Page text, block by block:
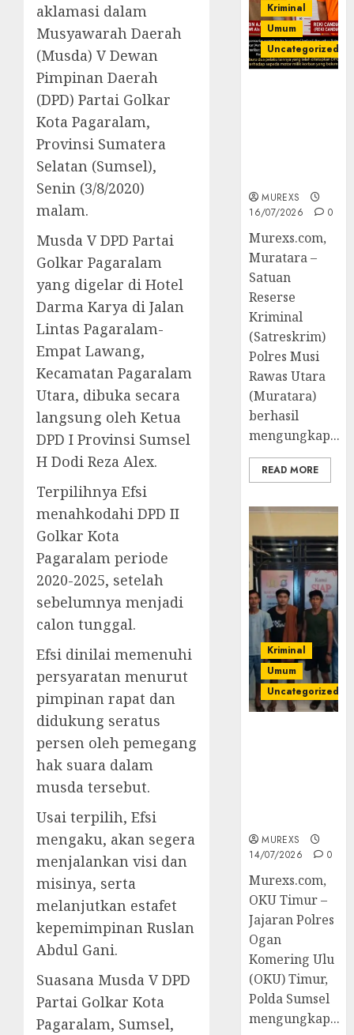
aklamasi dalam
Musyawarah Daerah
(Musda) V Dewan
Pimpinan Daerah
(DPD) Partai Golkar
Kota Pagaralam,
Provinsi Sumatera
Selatan (Sumsel),
Senin (3/8/2020)
malam.
Musda V DPD Partai
Golkar Pagaralam
yang digelar di Hotel
Darma Karya di Jalan
Lintas Pagaralam-
Empat Lawang,
Kecamatan Pagaralam
Utara, dibuka secara
langsung oleh Ketua
DPD I Provinsi Sumsel
H Dodi Reza Alex.
Terpilihnya Efsi
menahkodahi DPD II
Golkar Kota
Pagaralam periode
2020-2025, setelah
sebelumnya menjadi
calon tunggal.
Efsi dinilai memenuhi
persyaratan menurut
pimpinan rapat dan
didukung seratus
persen oleh pemegang
hak suara dalam
musda tersebut.
Usai terpilih, Efsi
mengaku, akan segera
menjalankan visi dan
misinya, serta
melanjutkan estafet
kepemimpinan Ruslan
Abdul Gani.
Suasana Musda V DPD
Partai Golkar Kota
Pagaralam, Sumsel,
Kriminal
Umum
Uncategorized
MUREXS
16/07/2026
0
Murexs.com,
Muratara –
Satuan
Reserse
Kriminal
(Satreskrim)
Polres Musi
Rawas Utara
(Muratara)
berhasil
mengungkap...
READ MORE
Kriminal
Umum
Uncategorized
MUREXS
14/07/2026
0
Murexs.com,
OKU Timur –
Jajaran Polres
Ogan
Komering Ulu
(OKU) Timur,
Polda Sumsel
mengungkap...